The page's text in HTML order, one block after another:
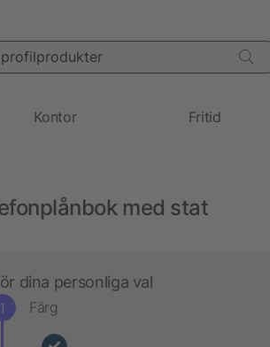
Kontor Fritid
med stat
dina personliga val
Färg